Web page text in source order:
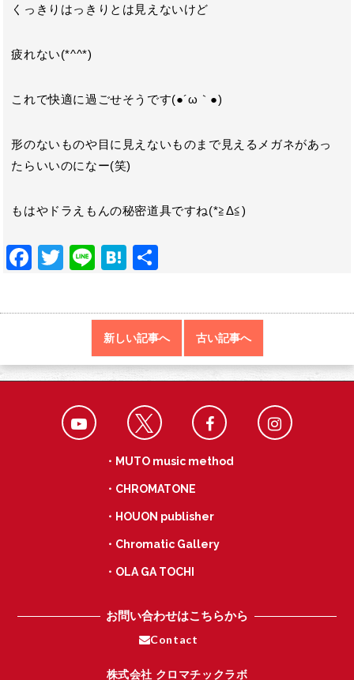
くっきりはっきりとは見えないけど
疲れない(*^^*)
これで快適に過ごせそうです(●´ω｀●)
形のないものや目に見えないものまで見えるメガネがあっ
たらいいのになー(笑)
もはやドラえもんの秘密道具ですね(*≧Δ≦)
F
e
o
o
T
itt
Li
e
H
e
n
a
新しい記事へ 古い記事へ
・MUTO music method
・CHROMATONE
・HOUON publisher
・Chromatic Gallery
・OLA GA TOCHI
お問い合わせはこちらから
Contact
株式会社 クロマチックラボ